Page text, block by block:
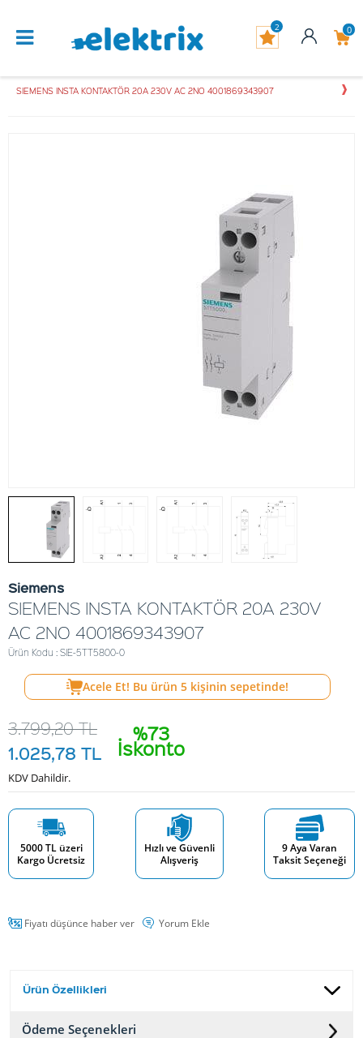
0
2
SIEMENS INSTA KONTAKTÖR 20A 230V AC 2NO 4001869343907
Siemens
SIEMENS INSTA KONTAKTÖR 20A 230V
AC 2NO 4001869343907
Ürün Kodu : SIE-5TT5800-0
Acele Et! Bu ürün 5 kişinin sepetinde!
%73
İskonto
3.799,20TL
1.025,78 TL
KDV Dahildir.
5000 TL üzeri
Kargo Ücretsiz
Hızlı ve Güvenli
Alışveriş
9 Aya Varan
Taksit Seçeneği
Fiyatı düşünce haber ver Yorum Ekle
Ürün Özellikleri
Ödeme Seçenekleri